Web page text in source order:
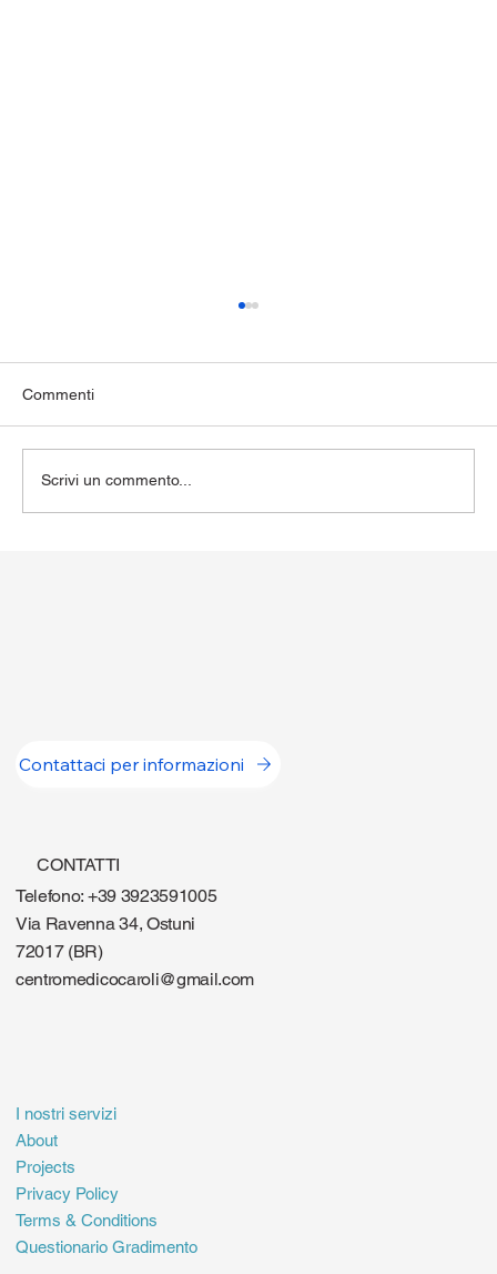
Commenti
Scrivi un commento...
CONTATTI
Telefono: +39 3923591005
Via Ravenna 34, Ostuni
72017 (BR)
centromedicocaroli@gmail.com
Contattaci per informazioni
I nostri servizi
About
Projects
Privacy Policy
Terms & Conditions
Questionario Gradimento